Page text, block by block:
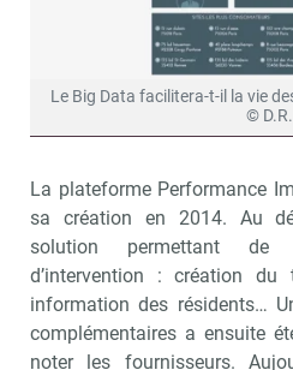
Le Big Data facilitera-t-il la vie
© D.R.
La plateforme Performance
sa création en 2014. Au
solution permettant de
d’intervention : création du
information des résidents…
complémentaires a ensuite
noter les fournisseurs.